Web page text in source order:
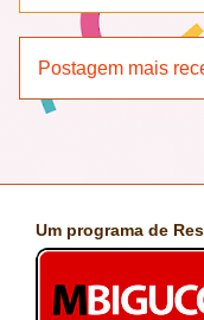
Postagem mais
Um programa de